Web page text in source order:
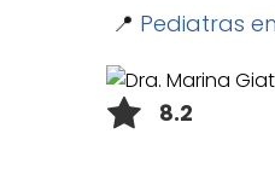
📍 Pediatras
8.2